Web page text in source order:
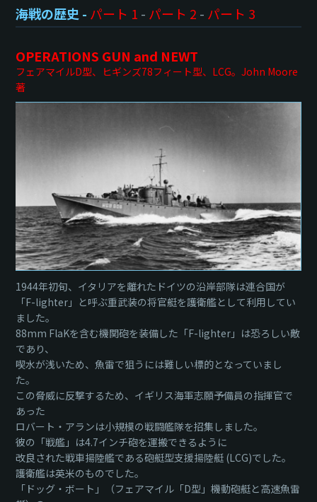
海戦の歴史 - パート 1 - パート 2 - パート 3
OPERATIONS GUN and NEWT
フェアマイルD型、ヒギンズ78フィート型、LCG。John Moore
著
1944年初旬、イタリアを離れたドイツの沿岸部隊は連合国が
「F-lighter」と呼ぶ重武装の将官艇を護衛艦として利用してい
ました。
88mm FlaKを含む機関砲を装備した「F-lighter」は恐ろしい敵
であり、
喫水が浅いため、魚雷で狙うには難しい標的となっていまし
た。
この脅威に反撃するため、イギリス海軍志願予備員の指揮官で
あった
ロバート・アランは小規模の戦闘艦隊を招集しました。
彼の「戦艦」は4.7インチ砲を運搬できるように
改良された戦車揚陸艦である砲艇型支援揚陸艇 (LCG)でした。
護衛艦は英米のものでした。
「ドッグ・ボート」（フェアマイル「D型」機動砲艇と高速魚雷